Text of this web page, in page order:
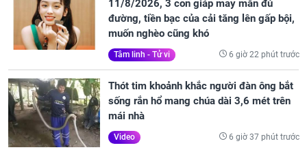
11/8/2026, 3 con giáp may mắn đủ
đường, tiền bạc của cải tăng lên gấp bội,
muốn nghèo cũng khó
Tâm linh - Tử vi 6 giờ 22 phút trước
Thót tim khoảnh khắc người đàn ông bắt
sống rắn hổ mang chúa dài 3,6 mét trên
mái nhà
Video 6 giờ 37 phút trước